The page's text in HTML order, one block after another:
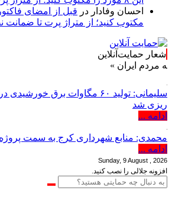
احسان وفادار در
مکتوب کنید؛ از متراژ پرت تا
شعار حمایت‌آنلاین
»
سلیمانی: تولید ۶۰ مگاوات برق
ریزی شد
ادامه ...
محمدی: منابع شهرداری کرج به سمت
ادامه ...
Sunday, 9 August , 2026
افزونه جلالی را نصب کنید.